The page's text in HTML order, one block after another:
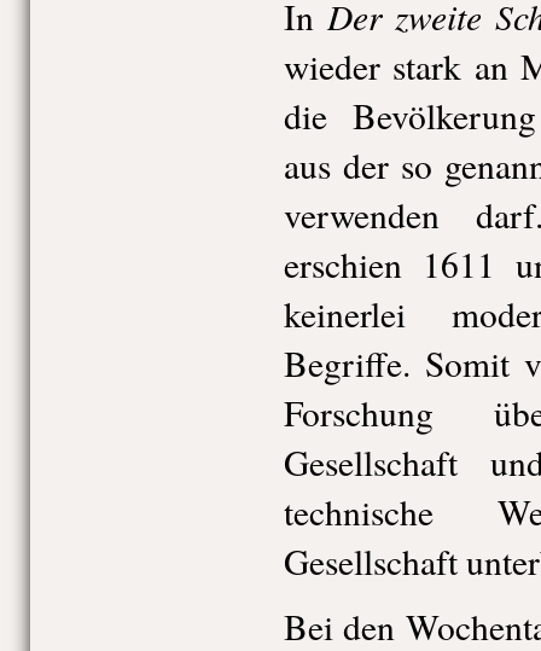
InDer zweite
wieder stark an
die
aus der so
verwenden
erschien 1611
keinerlei
Begriffe. Somit
Forschung
Gesellschaft
technische
Gesellschaft
Bei den